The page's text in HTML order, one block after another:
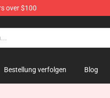
over $100
Bestellung verfolgen Blog